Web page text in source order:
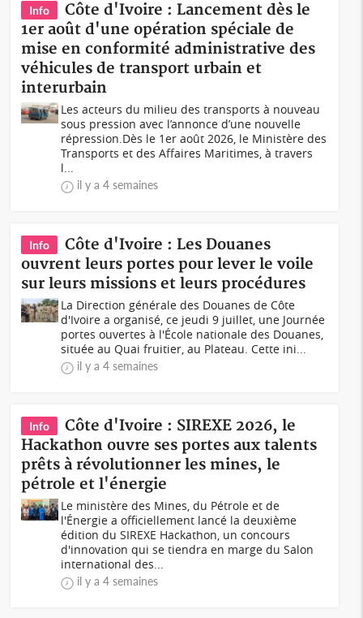
Info
Côte d'Ivoire : Lancement dès le
1er août d'une opération spéciale de
mise en conformité administrative des
véhicules de transport urbain et
interurbain
Les acteurs du milieu des transports à nouveau
sous pression avec l’annonce d’une nouvelle
répression.Dès le 1er août 2026, le Ministère des
Transports et des Affaires Maritimes, à travers
l...
il y a 4 semaines
Info
Côte d'Ivoire : Les Douanes
ouvrent leurs portes pour lever le voile
sur leurs missions et leurs procédures
La Direction générale des Douanes de Côte
d'Ivoire a organisé, ce jeudi 9 juillet, une Journée
portes ouvertes à l'École nationale des Douanes,
située au Quai fruitier, au Plateau. Cette ini...
il y a 4 semaines
Info
Côte d'Ivoire : SIREXE 2026, le
Hackathon ouvre ses portes aux talents
prêts à révolutionner les mines, le
pétrole et l'énergie
Le ministère des Mines, du Pétrole et de
l'Énergie a officiellement lancé la deuxième
édition du SIREXE Hackathon, un concours
d'innovation qui se tiendra en marge du Salon
international des...
il y a 4 semaines